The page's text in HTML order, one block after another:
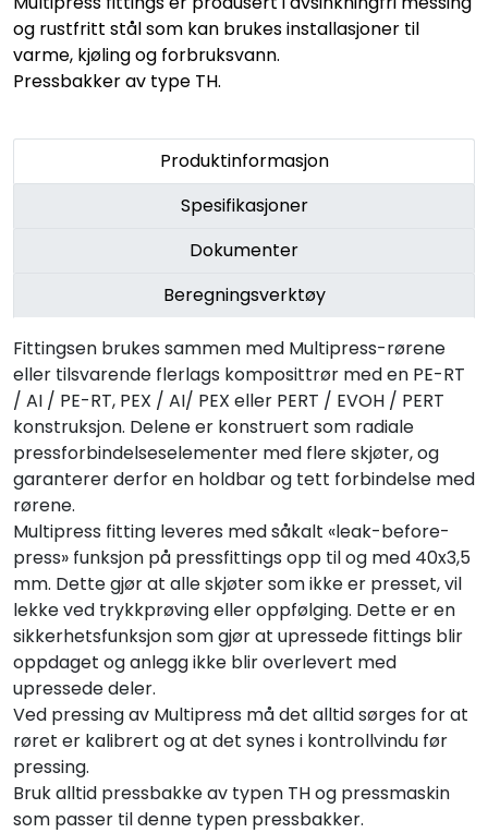
og rustfritt stål som kan brukes installasjoner til
varme, kjøling og forbruksvann.
Pressbakker av type TH.
Produktinformasjon
Spesifikasjoner
Dokumenter
Beregningsverktøy
Fittingsen brukes sammen med Multipress-rørene
eller tilsvarende flerlags komposittrør med en PE-RT
/ AI / PE-RT, PEX / AI/ PEX eller PERT / EVOH / PERT
konstruksjon. Delene er konstruert som radiale
pressforbindelseselementer med flere skjøter, og
garanterer derfor en holdbar og tett forbindelse med
rørene.
Multipress fitting leveres med såkalt «leak-before-
press» funksjon på pressfittings opp til og med 40x3,5
mm. Dette gjør at alle skjøter som ikke er presset, vil
lekke ved trykkprøving eller oppfølging. Dette er en
sikkerhetsfunksjon som gjør at upressede fittings blir
oppdaget og anlegg ikke blir overlevert med
upressede deler.
Ved pressing av Multipress må det alltid sørges for at
røret er kalibrert og at det synes i kontrollvindu før
pressing.
Bruk alltid pressbakke av typen TH og pressmaskin
som passer til denne typen pressbakker.